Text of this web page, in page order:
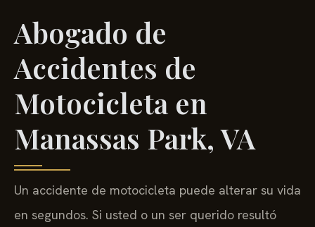
Abogado de
Accidentes de
Motocicleta en
Manassas Park, VA
Un accidente de motocicleta puede alterar su vida
en segundos. Si usted o un ser querido resultó